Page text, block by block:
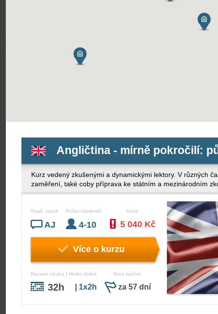
Angličtina - mírně pokročilí:
Kurz vedený zkušenými a dynamickými lektory. V různých
zaměření, také coby příprava ke státním a mezinárodním
Vyuč. jazyk
AJ
Počet studentů
4-10
Cena
5 040 Kč
Více o kurzu
Rozsah výuky | Hodin týdně
32h | 1x2h
Kurz začíná
za 57 dní